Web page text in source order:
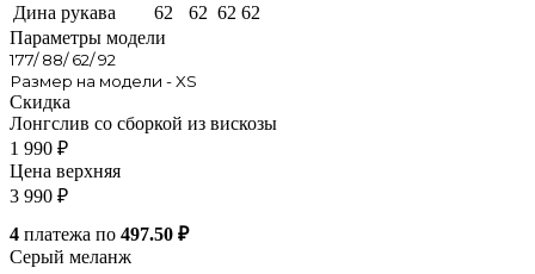
Дина рукава
62 62 62 62
Параметры модели
177/ 88/ 62/ 92
Размер на модели - XS
Скидка
Лонгслив со сборкой из вискозы
1 990 ₽
Цена верхняя
3 990 ₽
4 платежа по 497.50 ₽
Серый меланж